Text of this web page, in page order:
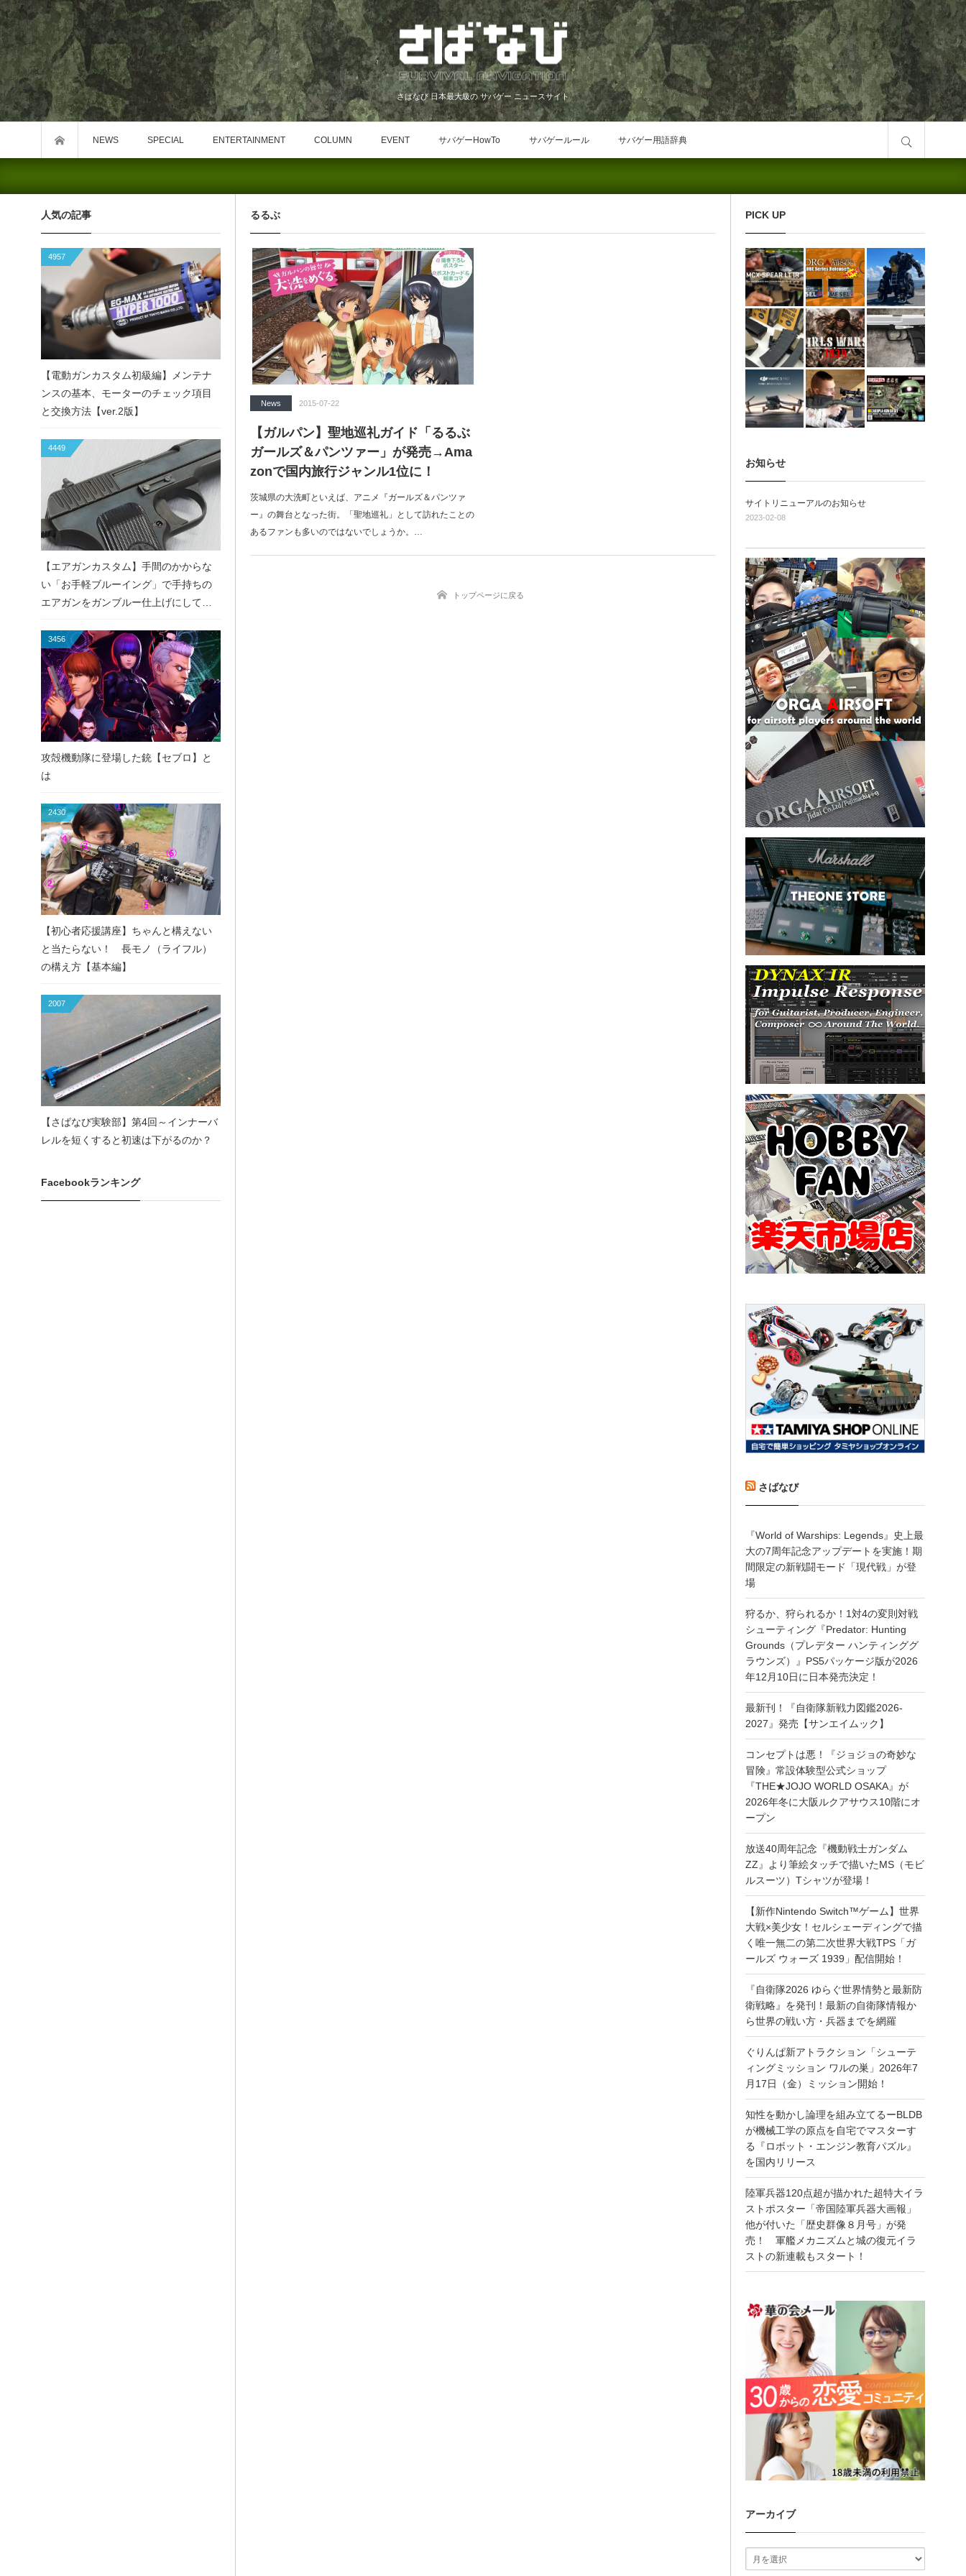
さばなび 日本最大級の サバゲー ニュースサイト
NEWS SPECIAL ENTERTAINMENT COLUMN EVENT サバゲーHowTo サバゲールール サバゲー用語辞典
るるぶ
News 2015-07-22
【ガルパン】聖地巡礼ガイド「るるぶ
ガールズ＆パンツァー」が発売→Ama
zonで国内旅行ジャンル1位に！
茨城県の大洗町といえば、アニメ『ガールズ＆パンツァ
ー』の舞台となった街。「聖地巡礼」として訪れたことの
あるファンも多いのではないでしょうか。…
トップページに戻る
人気の記事
4957
【電動ガンカスタム初級編】メンテナ
ンスの基本、モーターのチェック項目
と交換方法【ver.2版】
4449
【エアガンカスタム】手間のかからな
い「お手軽ブルーイング」で手持ちの
エアガンをガンブルー仕上げにしてみ
3456
攻殻機動隊に登場した銃【セブロ】と
は
2430
【初心者応援講座】ちゃんと構えない
と当たらない！ 長モノ（ライフル）
の構え方【基本編】
2007
【さばなび実験部】第4回～インナーバ
レルを短くすると初速は下がるのか？
Facebookランキング
PICK UP
お知らせ
サイトリニューアルのお知らせ
2023-02-08
さばなび
『World of Warships: Legends』史上最
大の7周年記念アップデートを実施！期
間限定の新戦闘モード「現代戦」が登
場
狩るか、狩られるか！1対4の変則対戦
シューティング『Predator: Hunting
Grounds（プレデター ハンティンググ
ラウンズ）』PS5パッケージ版が2026
年12月10日に日本発売決定！
最新刊！『自衛隊新戦力図鑑2026-
2027』発売【サンエイムック】
コンセプトは悪！『ジョジョの奇妙な
冒険』常設体験型公式ショップ
『THE★JOJO WORLD OSAKA』が
2026年冬に大阪ルクアサウス10階にオ
ープン
放送40周年記念『機動戦士ガンダム
ZZ』より筆絵タッチで描いたMS（モビ
ルスーツ）Tシャツが登場！
【新作Nintendo Switch™ゲーム】世界
大戦×美少女！セルシェーディングで描
く唯一無二の第二次世界大戦TPS「ガ
ールズ ウォーズ 1939」配信開始！
『自衛隊2026 ゆらぐ世界情勢と最新防
衛戦略』を発刊！最新の自衛隊情報か
ら世界の戦い方・兵器までを網羅
ぐりんぱ新アトラクション「シューテ
ィングミッション ワルの巣」2026年7
月17日（金）ミッション開始！
知性を動かし論理を組み立てるーBLDB
が機械工学の原点を自宅でマスターす
る『ロボット・エンジン教育パズル』
を国内リリース
陸軍兵器120点超が描かれた超特大イラ
ストポスター「帝国陸軍兵器大画報」
他が付いた「歴史群像８月号」が発
売！ 軍艦メカニズムと城の復元イラ
ストの新連載もスタート！
アーカイブ